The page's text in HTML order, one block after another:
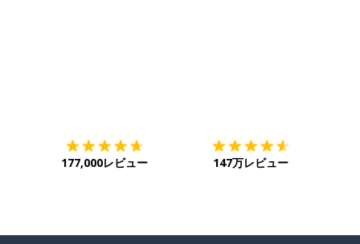
177,000レビュー 147万レビュー